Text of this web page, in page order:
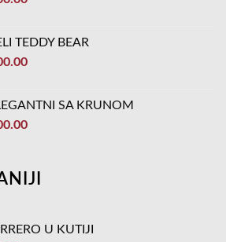
TEDDY BEAR
SA KRUNOM
U KUTIJI